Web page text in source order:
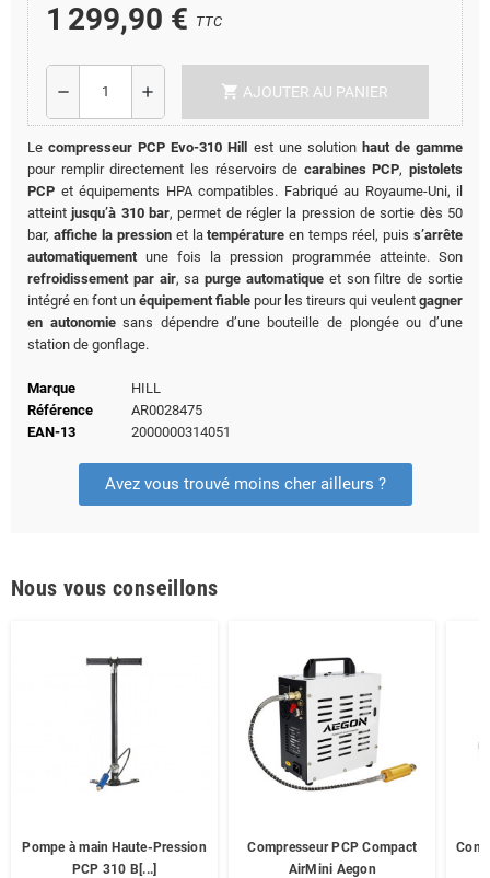
1 299,90 € TTC
remove add shopping_cart AJOUTER AU PANIER
Lecompresseur PCP Evo-310 Hill est une solutionhaut de gamme
pour remplir directement les réservoirs de carabines PCP, pistolets
PCP et équipements HPA compatibles. Fabriqué au Royaume-Uni, il
atteint jusqu’à 310 bar, permet de régler la pression de sortie dès 50
bar, affiche la pressionet latempérature en temps réel, puiss’arrête
automatiquement une fois la pression programmée atteinte. Son
refroidissement par air, sapurge automatique et son filtre de sortie
intégré en font un équipement fiable pour les tireurs qui veulent gagner
en autonomiesans dépendre d’une bouteille de plongée ou d’une
station de gonflage.
Marque
HILL
Référence
AR0028475
EAN-13
2000000314051
Avez vous trouvé moins cher ailleurs ?
Nous vous conseillons
Pompe à main Haute-Pression
PCP 310 B[...]
Compresseur PCP Compact
AirMini Aegon